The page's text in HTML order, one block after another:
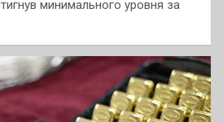
минимального уровня за